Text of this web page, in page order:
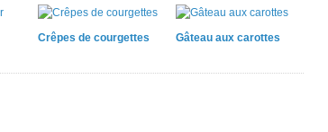
Crêpes de courgettes Gâteau aux carottes